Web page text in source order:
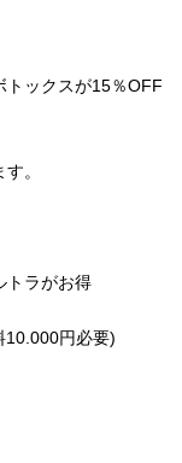
トックスが15％OFF
。
トラがお得
10.000円必要)